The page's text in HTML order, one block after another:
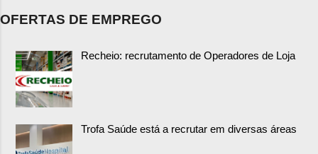
OFERTAS DE EMPREGO
Recheio: recrutamento de Operadores de Loja
Trofa Saúde está a recrutar em diversas áreas